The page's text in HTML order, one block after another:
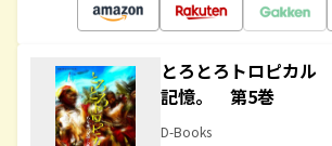
とろとろトロピカル
記憶。 第5巻
D-Books